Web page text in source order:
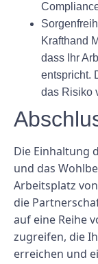
Krafthand
dass Ihr
entspricht.
das Risiko
Die Einhaltung
und das
Arbeitsplatz
die
auf eine Reihe
zugreifen, die
erreichen und